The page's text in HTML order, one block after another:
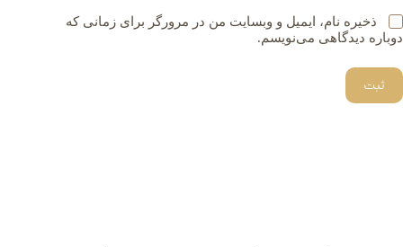
ذخیره نام، ایمیل و وبسایت من در مرورگر برای زمانی که
دوباره دیدگاهی می‌نویسم.
ثبت